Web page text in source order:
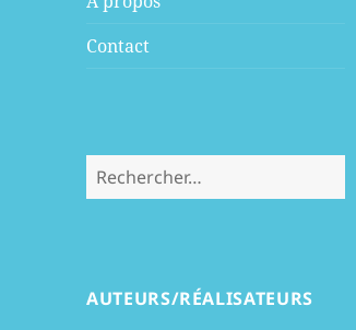
Contact
Rechercher :
AUTEURS/RÉALISATEURS